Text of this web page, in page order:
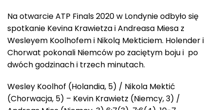
Na otwarcie ATP Finals 2020 w Londynie odbyło się
spotkanie Kevina Krawietza i Andreasa Miesa z
Wesleyem Koolhofem i Nikolą Mekticiem. Holender i
Chorwat pokonali Niemców po zaciętym boju i po
dwóch godzinach i trzech minutach.
Wesley Koolhof (Holandia, 5) / Nikola Mektić
(Chorwacja, 5) – Kevin Krawietz (Niemcy, 3) /